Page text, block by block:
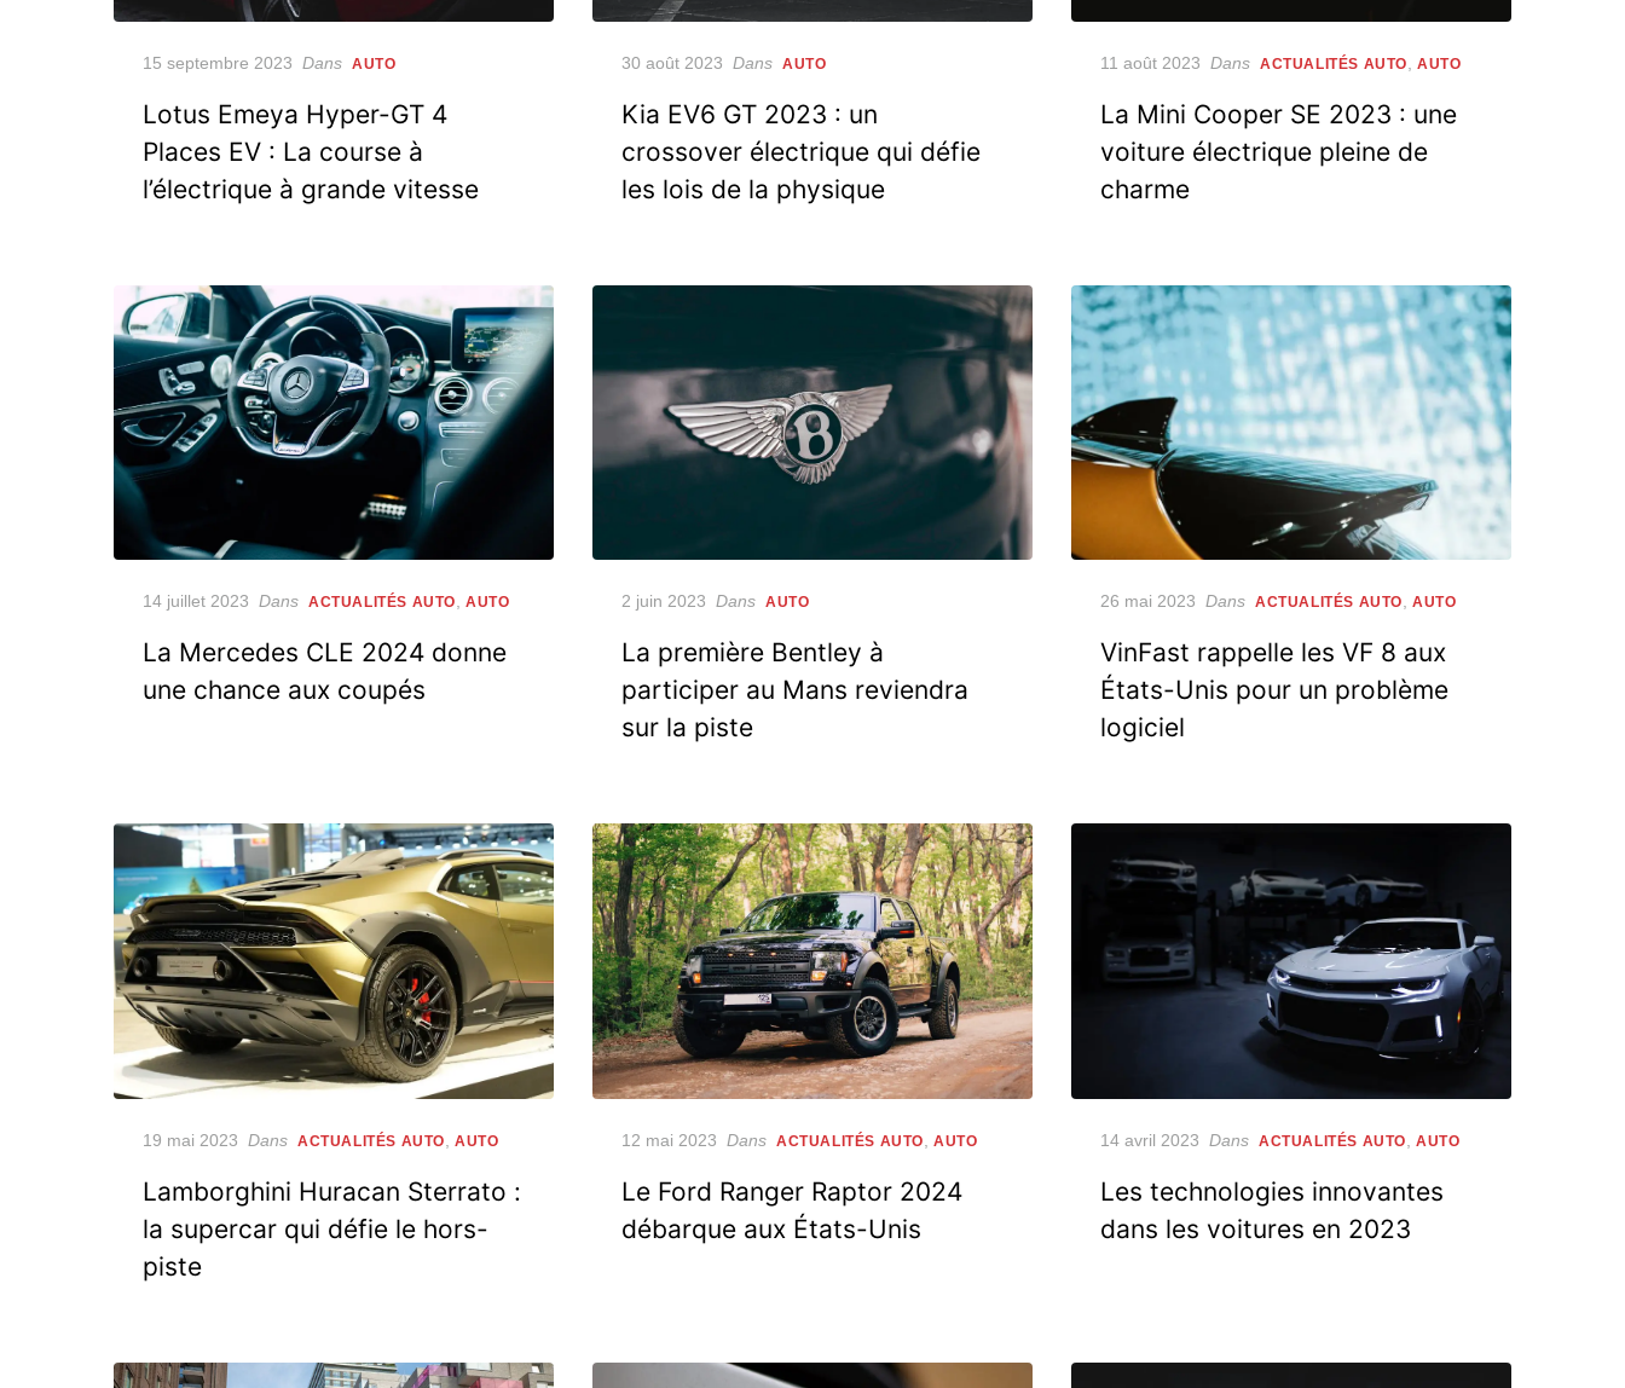
Posted
15 septembre 2023 Dans AUTO
Lotus Emeya Hyper-GT 4
Places EV : La course à
l’électrique à grande vitesse
Posted
30 août 2023 Dans AUTO
Kia EV6 GT 2023 : un
crossover électrique qui défie
les lois de la physique
Posted
11 août 2023 Dans ACTUALITÉS AUTO AUTO
La Mini Cooper SE 2023 : une
voiture électrique pleine de
charme
Posted
14 juillet 2023 Dans ACTUALITÉS AUTO AUTO
La Mercedes CLE 2024 donne
une chance aux coupés
Posted
2 juin 2023 Dans AUTO
La première Bentley à
participer au Mans reviendra
sur la piste
Posted
26 mai 2023 Dans ACTUALITÉS AUTO AUTO
VinFast rappelle les VF 8 aux
États-Unis pour un problème
logiciel
Posted
19 mai 2023 Dans ACTUALITÉS AUTO AUTO
Lamborghini Huracan Sterrato :
la supercar qui défie le hors-
piste
Posted
12 mai 2023 Dans ACTUALITÉS AUTO AUTO
Le Ford Ranger Raptor 2024
débarque aux États-Unis
Posted
14 avril 2023 Dans ACTUALITÉS AUTO AUTO
Les technologies innovantes
dans les voitures en 2023